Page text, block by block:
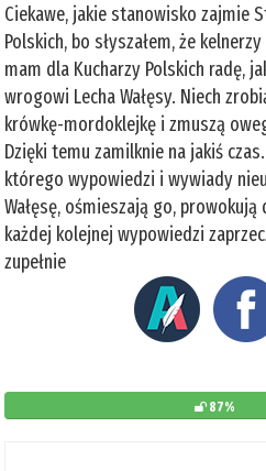
Ciekawe, jakie stanowisko zajmie
Polskich, bo słyszałem, że
mam dla Kucharzy Polskich radę,
wrogowi Lecha Wałęsy. Niech
krówkę-mordoklejkę i zmuszą
Dzięki temu zamilknie na jakiś
którego wypowiedzi i wywiady
Wałęsę, ośmieszają go,
każdej kolejnej wypowiedzi
zupełnie
87%